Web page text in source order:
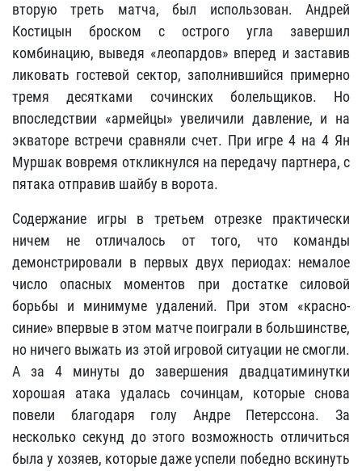
вторую треть матча, был использован. Андрей
Костицын броском с острого угла завершил
комбинацию, выведя «леопардов» вперед и заставив
ликовать гостевой сектор, заполнившийся примерно
тремя десятками сочинских болельщиков. Но
впоследствии «армейцы» увеличили давление, и на
экваторе встречи сравняли счет. При игре 4 на 4 Ян
Муршак вовремя откликнулся на передачу партнера, с
пятака отправив шайбу в ворота.
Содержание игры в третьем отрезке практически
ничем не отличалось от того, что команды
демонстрировали в первых двух периодах: немалое
число опасных моментов при достатке силовой
борьбы и минимуме удалений. При этом «красно-
синие» впервые в этом матче поиграли в большинстве,
но ничего выжать из этой игровой ситуации не смогли.
А за 4 минуты до завершения двадцатиминутки
хорошая атака удалась сочинцам, которые снова
повели благодаря голу Андре Петерссона. За
несколько секунд до этого возможность отличиться
была у хозяев, которые даже успели победно вскинуть